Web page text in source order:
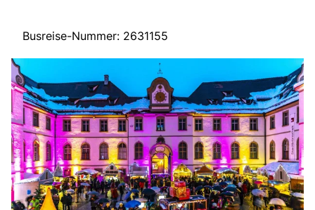
Start
Mehrtagesreisen
Tagesreisen
Bus anmieten
Service
Kontakt
Busreise-Nummer: 2631155